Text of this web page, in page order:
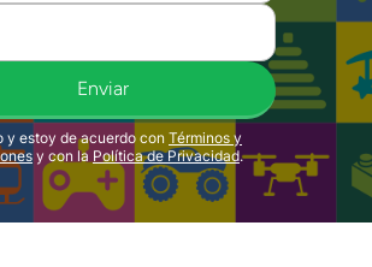
Enviar
y estoy de acuerdo con Términos y
y con la Política de Privacidad.